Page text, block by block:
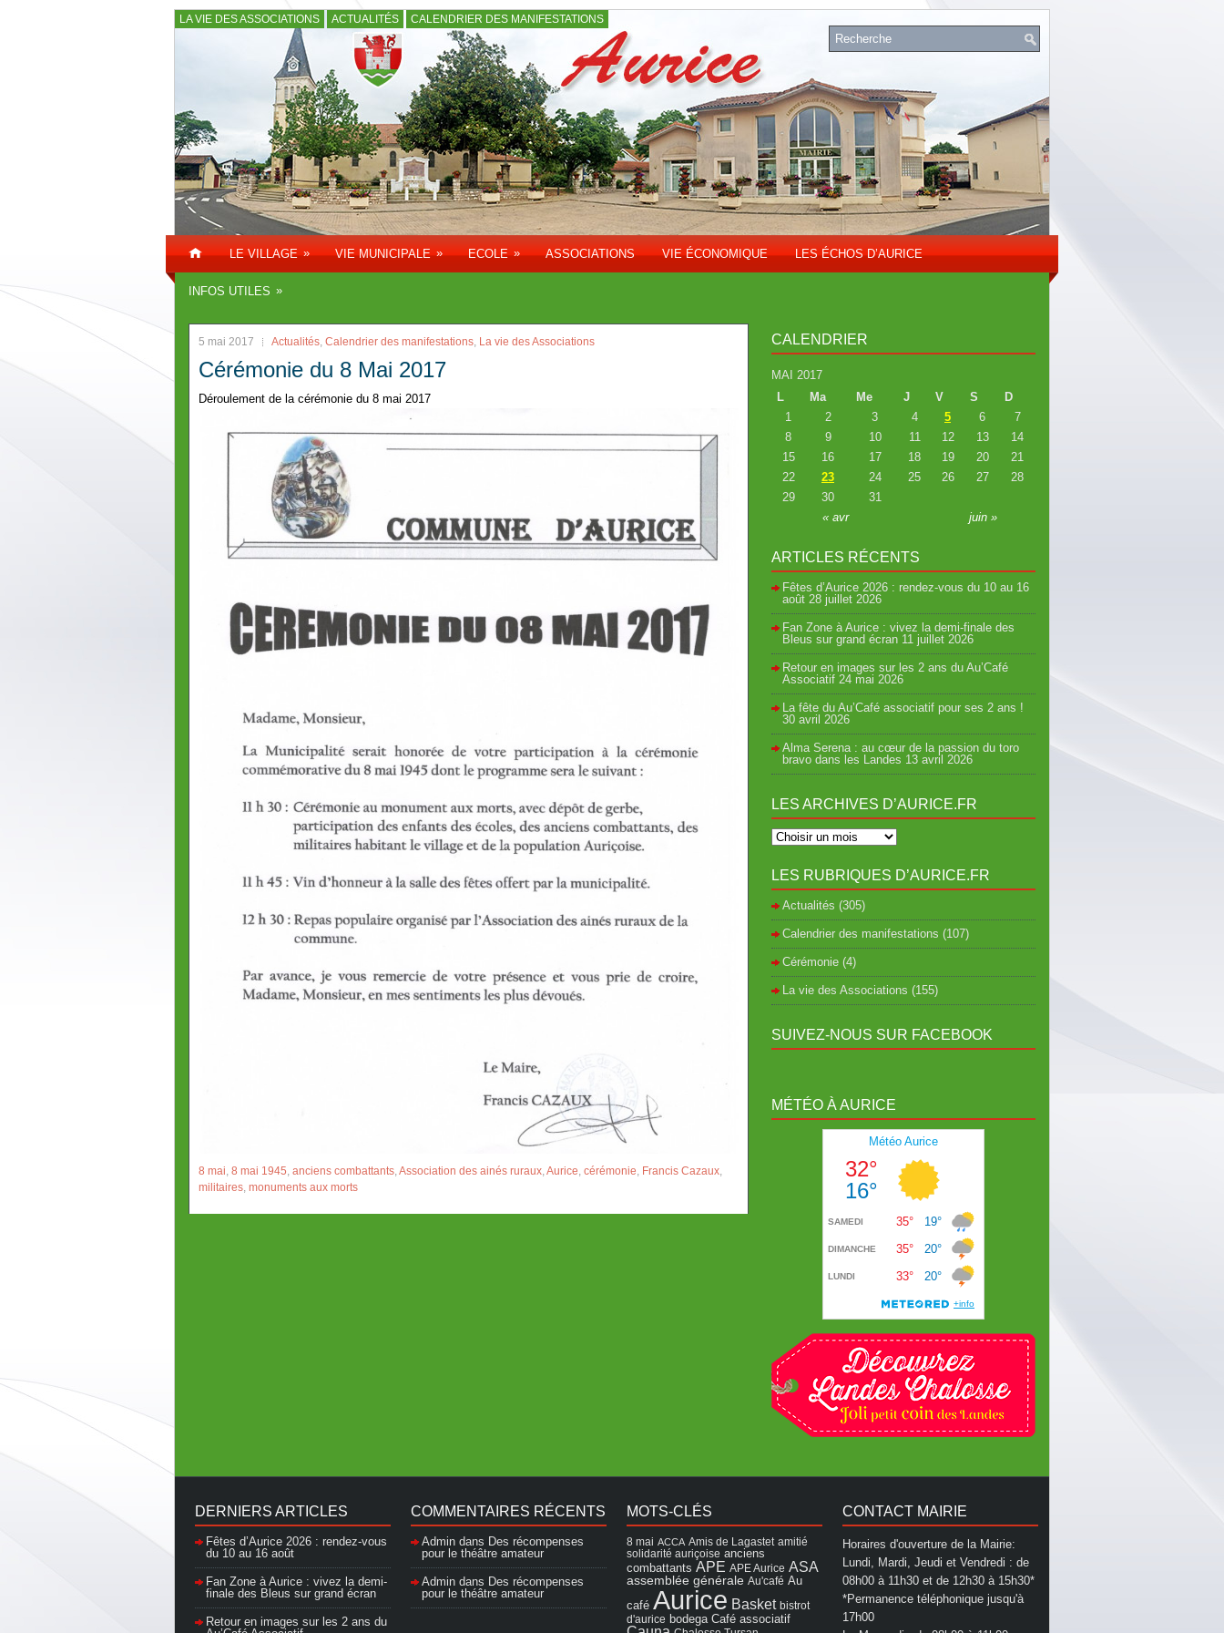
LA VIE DES ASSOCIATIONS ACTUALITÉS CALENDRIER DES MANIFESTATIONS
LE VILLAGE » VIE MUNICIPALE » ECOLE » ASSOCIATIONS VIE ÉCONOMIQUE LES ÉCHOS D’AURICE
INFOS UTILES »
5 mai 2017 Actualités, Calendrier des manifestations, La vie des Associations
Cérémonie du 8 Mai 2017
Déroulement de la cérémonie du 8 mai 2017
8 mai, 8 mai 1945, anciens combattants,Association des ainés ruraux,Aurice, cérémonie, Francis Cazaux,
militaires, monuments aux morts
CALENDRIER
MAI 2017
L
Ma Me J V S D
« avr juin »
1 2 3 4 5 6
7
8
9 10 11 12 13
14
15
16 17 18 19 20
21
22
23 24 25 26 27
28
29
30 31
ARTICLES RÉCENTS
Fêtes d’Aurice 2026 : rendez-vous du 10 au 16
août 28 juillet 2026
Fan Zone à Aurice : vivez la demi-finale des
Bleus sur grand écran 11 juillet 2026
Retour en images sur les 2 ans du Au’Café
Associatif 24 mai 2026
La fête du Au’Café associatif pour ses 2 ans !
30 avril 2026
Alma Serena : au cœur de la passion du toro
bravo dans les Landes 13 avril 2026
LES ARCHIVES D’AURICE.FR
LES RUBRIQUES D’AURICE.FR
Actualités (305)
Calendrier des manifestations (107)
Cérémonie (4)
La vie des Associations (155)
SUIVEZ-NOUS SUR FACEBOOK
MÉTÉO À AURICE
DERNIERS ARTICLES
Fêtes d’Aurice 2026 : rendez-vous
du 10 au 16 août
Fan Zone à Aurice : vivez la demi-
finale des Bleus sur grand écran
Retour en images sur les 2 ans du
COMMENTAIRES RÉCENTS
Admin dans Des récompenses
pour le théâtre amateur
Admin dans Des récompenses
pour le théâtre amateur
MOTS-CLÉS
8 mai ACCA Amis de Lagastet amitié
solidarité auriçoise anciens
combattants APE APE Aurice ASA
assemblée générale Au'café Au
café Aurice Basket bistrot
d'aurice bodega Café associatif
CONTACT MAIRIE
Horaires d'ouverture de la Mairie:
Lundi, Mardi, Jeudi et Vendredi : de
08h00 à 11h30 et de 12h30 à 15h30*
*Permanence téléphonique jusqu'à
17h00